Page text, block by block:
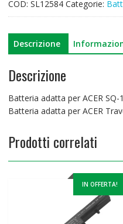
COD: SL12584 Categorie:
Descrizione
Descrizione
Batteria adatta per ACER SQ-
Batteria adatta per ACER
Prodotti correlati
IN OFFERTA!